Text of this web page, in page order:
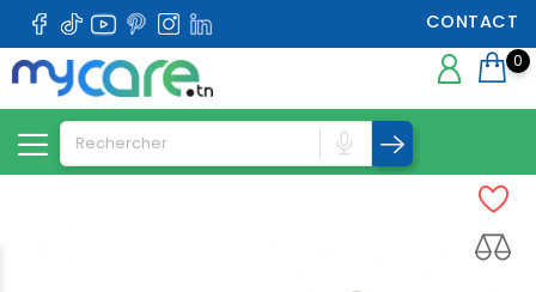
CONTACT
0